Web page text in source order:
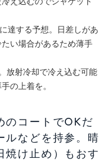
達する予想。日差しがあ
い場合があるため薄手
放射冷却で冷え込む可能
の上着を。
のコートでOKだ
ルなどを持参。晴
焼け止め）もおす